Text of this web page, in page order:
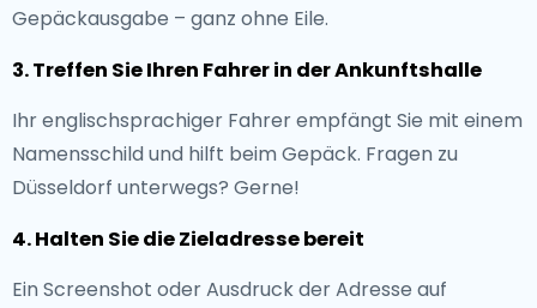
Gepäckausgabe – ganz ohne Eile.
3. Treffen Sie Ihren Fahrer in der Ankunftshalle
Ihr englischsprachiger Fahrer empfängt Sie mit einem
Namensschild und hilft beim Gepäck. Fragen zu
Düsseldorf unterwegs? Gerne!
4. Halten Sie die Zieladresse bereit
Ein Screenshot oder Ausdruck der Adresse auf